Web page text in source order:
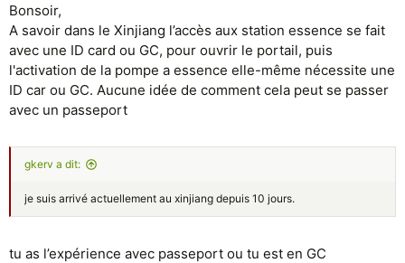
Bonsoir,
A savoir dans le Xinjiang l’accès aux station essence se fait
avec une ID card ou GC, pour ouvrir le portail, puis
l'activation de la pompe a essence elle-même nécessite une
ID car ou GC. Aucune idée de comment cela peut se passer
avec un passeport
gkerv a dit:
je suis arrivé actuellement au xinjiang depuis 10 jours.
tu as l’expérience avec passeport ou tu est en GC